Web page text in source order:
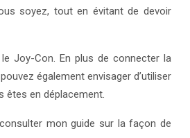
soyez, tout en évitant de devoir
Joy-Con. En plus de connecter la
également envisager d’utiliser
êtes en déplacement.
mon guide sur la façon de